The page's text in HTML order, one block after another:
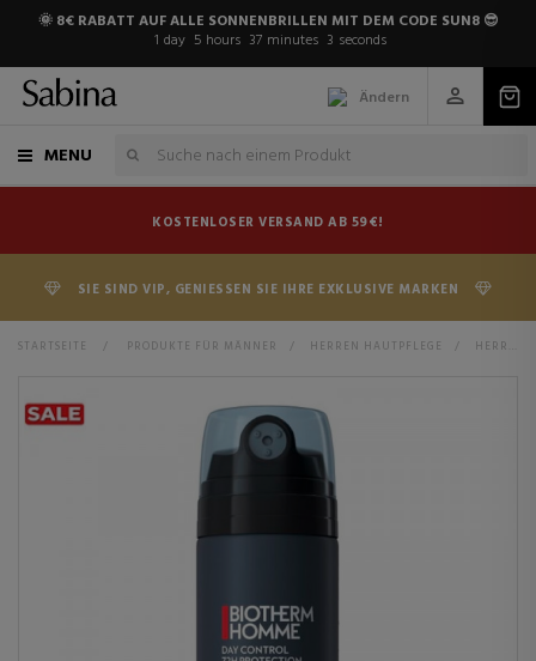
🌞 8€ RABATT AUF ALLE SONNENBRILLEN MIT DEM CODE SUN8 😎
1 day 5 hours 37 minutes 2 seconds
Ändern
MENU
KOSTENLOSER VERSAND AB 59€!
SIE SIND VIP, GENIESSEN SIE IHRE EXKLUSIVE MARKEN
STARTSEITE > PRODUKTE FÜR MÄNNER > HERREN HAUTPFLEGE > HERREN KÖRPERPFLEGE